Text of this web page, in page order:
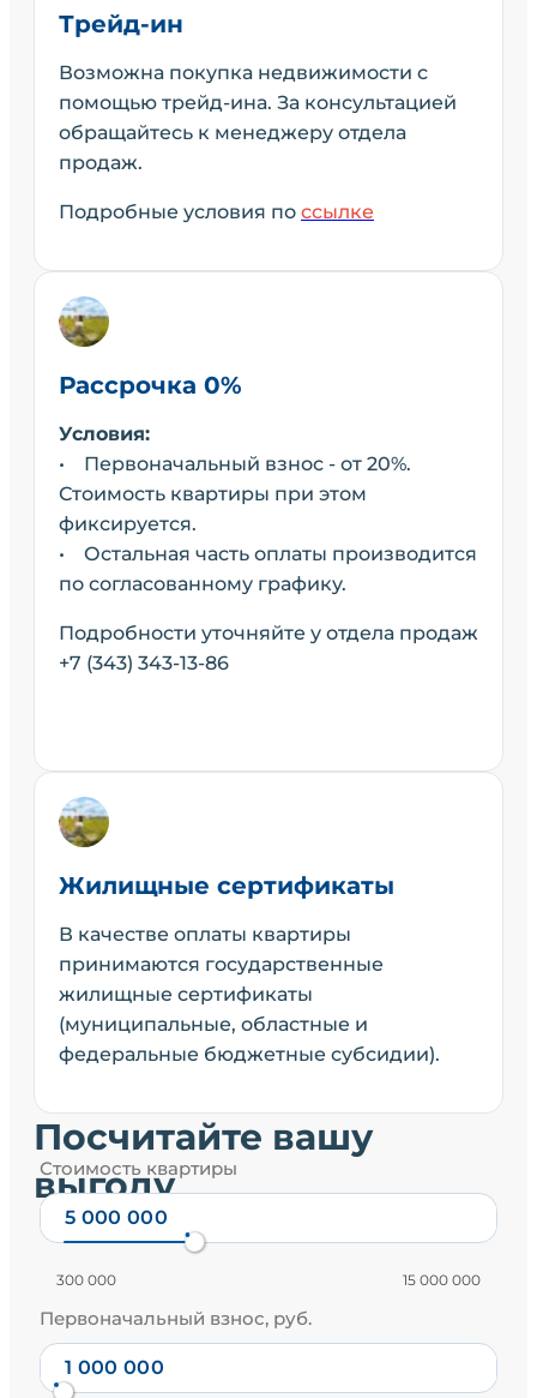
Трейд-ин
Возможна покупка недвижимости с
помощью трейд-ина. За консультацией
обращайтесь к менеджеру отдела
продаж.
Подробные условия по ссылке
Рассрочка 0%
Условия:
• Первоначальный взнос - от 20%.
Стоимость квартиры при этом
фиксируется.
• Остальная часть оплаты производится
по согласованному графику.
Подробности уточняйте у отдела продаж
+7 (343) 343-13-86
Жилищные сертификаты
В качестве оплаты квартиры
принимаются государственные
жилищные сертификаты
(муниципальные, областные и
федеральные бюджетные субсидии).
Посчитайте вашу
выгоду
Стоимость квартиры
300 000 15 000 000
Первоначальный взнос, руб.